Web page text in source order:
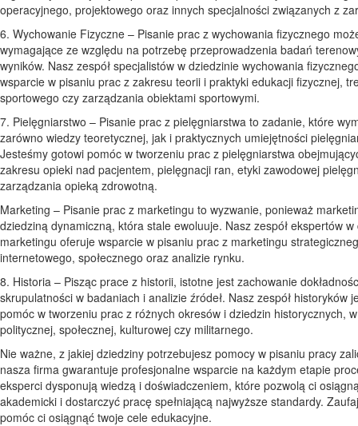
operacyjnego, projektowego oraz innych specjalności związanych z
6. Wychowanie Fizyczne – Pisanie prac z wychowania fizycznego
wymagające ze względu na potrzebę przeprowadzenia badań
wyników. Nasz zespół specjalistów w dziedzinie wychowania
wsparcie w pisaniu prac z zakresu teorii i praktyki edukacji fizycznej,
sportowego czy zarządzania obiektami sportowymi.
7. Pielęgniarstwo – Pisanie prac z pielęgniarstwa to zadanie, które
zarówno wiedzy teoretycznej, jak i praktycznych umiejętności
Jesteśmy gotowi pomóc w tworzeniu prac z pielęgniarstwa
zakresu opieki nad pacjentem, pielęgnacji ran, etyki zawodowej
zarządzania opieką zdrowotną.
Marketing – Pisanie prac z marketingu to wyzwanie, ponieważ
dziedziną dynamiczną, która stale ewoluuje. Nasz zespół ekspertów w
marketingu oferuje wsparcie w pisaniu prac z marketingu
internetowego, społecznego oraz analizie rynku.
8. Historia – Pisząc prace z historii, istotne jest zachowanie
skrupulatności w badaniach i analizie źródeł. Nasz zespół historyków
pomóc w tworzeniu prac z różnych okresów i dziedzin historycznych,
politycznej, społecznej, kulturowej czy militarnego.
Nie ważne, z jakiej dziedziny potrzebujesz pomocy w pisaniu pracy
nasza firma gwarantuje profesjonalne wsparcie na każdym etapie
eksperci dysponują wiedzą i doświadczeniem, które pozwolą ci
akademicki i dostarczyć pracę spełniającą najwyższe standardy.
pomóc ci osiągnąć twoje cele edukacyjne.